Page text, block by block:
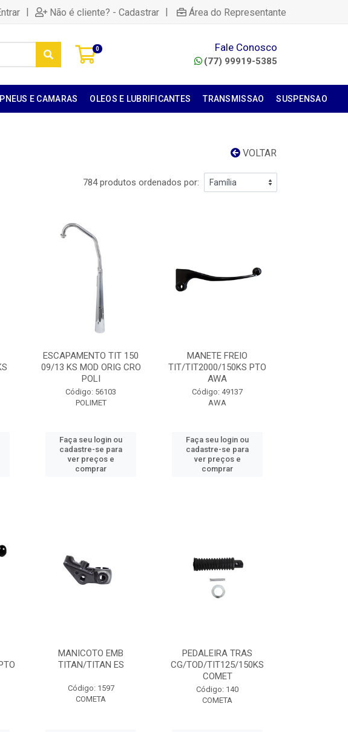
| Não é cliente? - Cadastrar | Área do Representante
0 Fale Conosco
(77) 99919-5385
PNEUS E CAMARAS OLEOS E LUBRIFICANTES TRANSMISSAO SUSPENSAO
VOLTAR
784 produtos ordenados por:
ESCAPAMENTO TIT 150
09/13 KS MOD ORIG CRO
POLI
Código: 56103
POLIMET
Faça seu login ou
cadastre-se para
ver preços e
comprar
MANETE FREIO
TIT/TIT2000/150KS PTO
AWA
Código: 49137
AWA
Faça seu login ou
cadastre-se para
ver preços e
comprar
MANICOTO EMB
TITAN/TITAN ES
Código: 1597
COMETA
PEDALEIRA TRAS
CG/TOD/TIT125/150KS
COMET
Código: 140
COMETA